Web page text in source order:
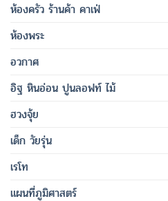
ห้องครัว ร้านค้า คาเฟ่
ห้องพระ
อวกาศ
อิฐ หินอ่อน ปูนลอฟท์ ไม้
ฮวงจุ้ย
เด็ก วัยรุ่น
เรโท
แผนที่ภูมิศาสตร์